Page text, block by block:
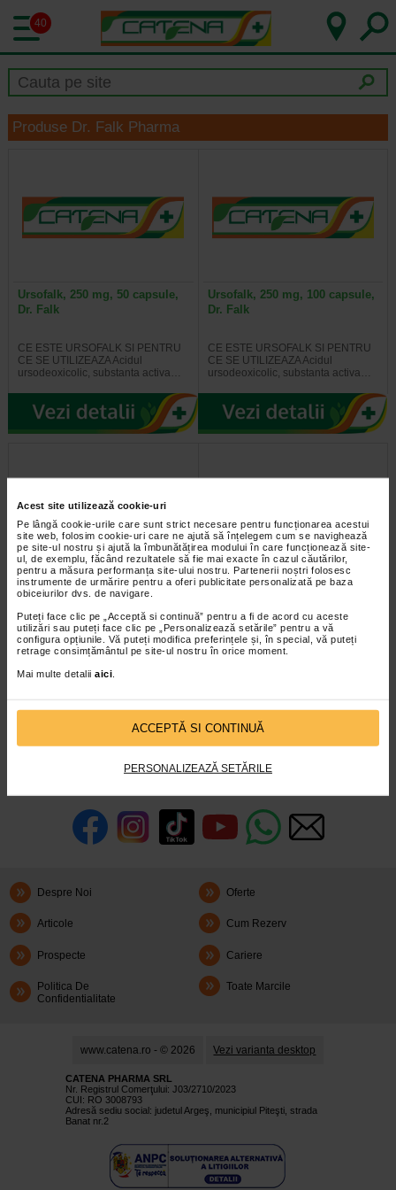
Acest site utilizează cookie-uri
Pe lângă cookie-urile care sunt strict necesare pentru funcționarea acestui
site web, folosim cookie-uri care ne ajută să înțelegem cum se navighează
pe site-ul nostru și ajută la îmbunătățirea modului în care funcționează site-
ul, de exemplu, făcând rezultatele să fie mai exacte în cazul căutărilor,
pentru a măsura performanța site-ului nostru. Partenerii noștri folosesc
instrumente de urmărire pentru a oferi publicitate personalizată pe baza
obiceiurilor dvs. de navigare.
Puteți face clic pe „Acceptă si continuă” pentru a fi de acord cu aceste
utilizări sau puteți face clic pe „Personalizează setările” pentru a vă
configura opțiunile. Vă puteți modifica preferințele și, în special, vă puteți
retrage consimțământul pe site-ul nostru în orice moment.
Mai multe detalii aici
ACCEPTĂ SI CONTINUĂ
PERSONALIZEAZĂ SETĂRILE
40
Produse Dr. Falk Pharma
Ursofalk, 250 mg, 50 capsule,
Dr. Falk
CE ESTE URSOFALK SI PENTRU
CE SE UTILIZEAZA Acidul
ursodeoxicolic, substanta activa…
Ursofalk, 250 mg, 100 capsule,
Dr. Falk
CE ESTE URSOFALK SI PENTRU
CE SE UTILIZEAZA Acidul
ursodeoxicolic, substanta activa…
Ursofalk, 250 mg / 5 ml, 1
Acidul ursodeoxicolic, substanta
activa din Ursofalk suspensie, este
Ursofalk, 500 mg, 100
Acidul ursodeoxicolic, substanta
activa din Ursofalk 500 mg, este un
infoline@catena.ro CallCenter
Despre Noi Oferte
Articole Cum Rezerv
Prospecte Cariere
Politica De
Confidentialitate
Toate Marcile
www.catena.ro - © 2026 Vezi varianta desktop
CATENA PHARMA SRL
Nr. Registrul Comerţului: J03/2710/2023
CUI: RO 3008793
Adresă sediu social: judetul Argeş, municipiul Piteşti, strada
Banat nr.2